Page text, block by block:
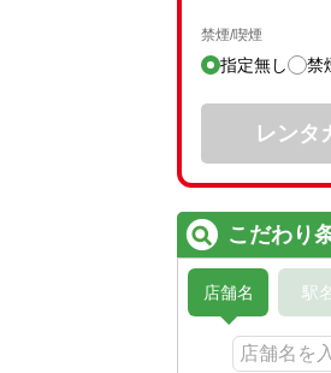
禁煙/喫煙
指定無し 禁
レンタ
こだわり
店舗名 駅